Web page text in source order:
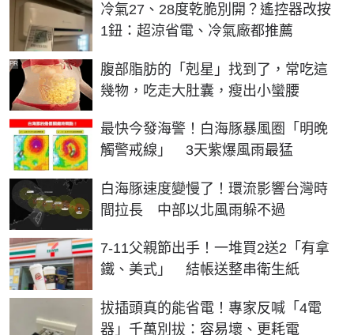
冷氣27、28度乾脆別開？遙控器改按
1鈕：超涼省電、冷氣廠都推薦
腹部脂肪的「剋星」找到了，常吃這
幾物，吃走大肚囊，瘦出小蠻腰
PR
最快今發海警！白海豚暴風圈「明晚
觸警戒線」 3天紫爆風雨最猛
白海豚速度變慢了！環流影響台灣時
間拉長 中部以北風雨躲不過
7-11父親節出手！一堆買2送2「有拿
鐵、美式」 結帳送整串衛生紙
拔插頭真的能省電！專家反喊「4電
器」千萬別拔：容易壞、更耗電